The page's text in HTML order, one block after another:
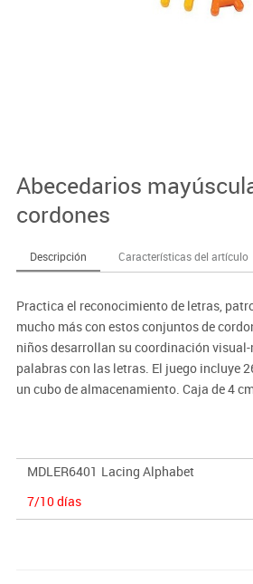
Abecedarios
cordones
Descripción Características del artículo
Practica el reconocimiento de letras,
mucho más con estos conjuntos de
niños desarrollan su coordinación
palabras con las letras. El juego incluye
un cubo de almacenamiento. Caja de 4
MDLER6401 Lacing Alphabet
7/10 días